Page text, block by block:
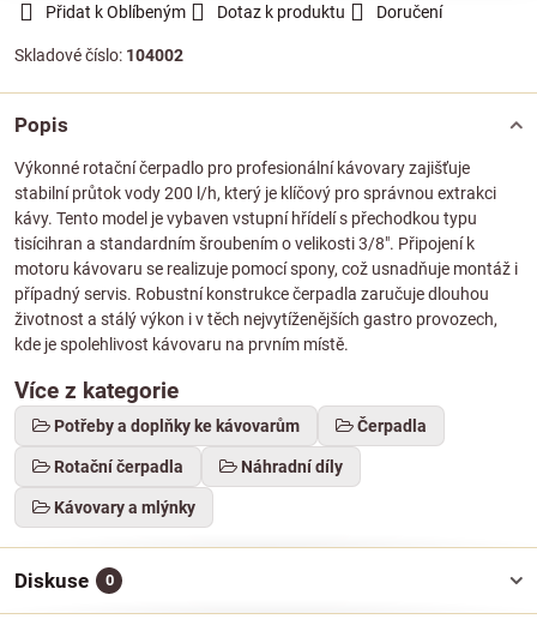
Přidat k Oblíbeným Dotaz k produktu Doručení
Skladové číslo: 104002
Popis
Výkonné rotační čerpadlo pro profesionální kávovary zajišťuje
stabilní průtok vody 200 l/h, který je klíčový pro správnou extrakci
kávy. Tento model je vybaven vstupní hřídelí s přechodkou typu
tisícihran a standardním šroubením o velikosti 3/8". Připojení k
motoru kávovaru se realizuje pomocí spony, což usnadňuje montáž i
případný servis. Robustní konstrukce čerpadla zaručuje dlouhou
životnost a stálý výkon i v těch nejvytíženějších gastro provozech,
kde je spolehlivost kávovaru na prvním místě.
Více z kategorie
Potřeby a doplňky ke kávovarům Čerpadla
Rotační čerpadla Náhradní díly
Kávovary a mlýnky
Diskuse 0